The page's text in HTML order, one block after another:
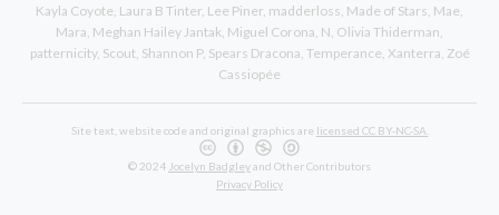
Kayla Coyote Laura B Tinter Lee Piner madderloss Made of Stars Mae
Mara Meghan Hailey Jantak Miguel Corona N Olivia Thiderman
patternicity Scout Shannon P Spears Dracona Temperance Xanterra Zoé
Cassiopée
Site text, website code and original graphics are licensed CC BY-NC-SA.
© 2024 Jocelyn Badgleyand Other Contributors
Privacy Policy